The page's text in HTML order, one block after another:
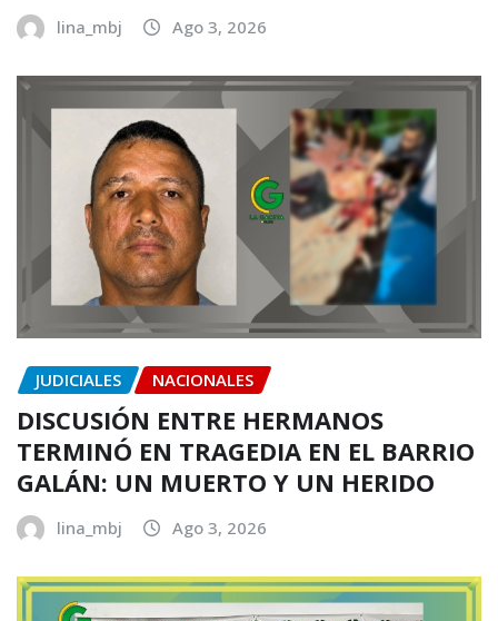
lina_mbj Ago 3, 2026
JUDICIALES NACIONALES
DISCUSIÓN ENTRE HERMANOS
TERMINÓ EN TRAGEDIA EN EL BARRIO
GALÁN: UN MUERTO Y UN HERIDO
lina_mbj Ago 3, 2026